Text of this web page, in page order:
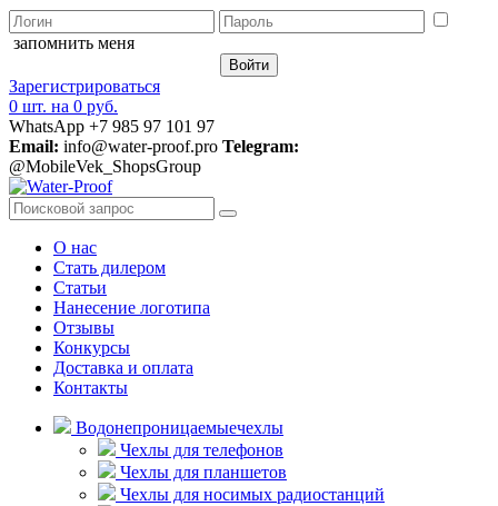
запомнить меня
Зарегистрироваться
0 шт. на 0 руб.
WhatsApp +7 985 97 101 97
Email: info@water-proof.pro Telegram:
@MobileVek_ShopsGroup
О нас
Стать дилером
Статьи
Нанесение логотипа
Отзывы
Конкурсы
Доставка и оплата
Контакты
Водонепроницаемыечехлы
Чехлы для телефонов
Чехлы для планшетов
Чехлы для носимых радиостанций